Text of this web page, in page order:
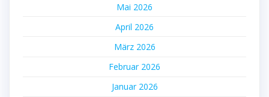
Mai 2026
April 2026
März 2026
Februar 2026
Januar 2026